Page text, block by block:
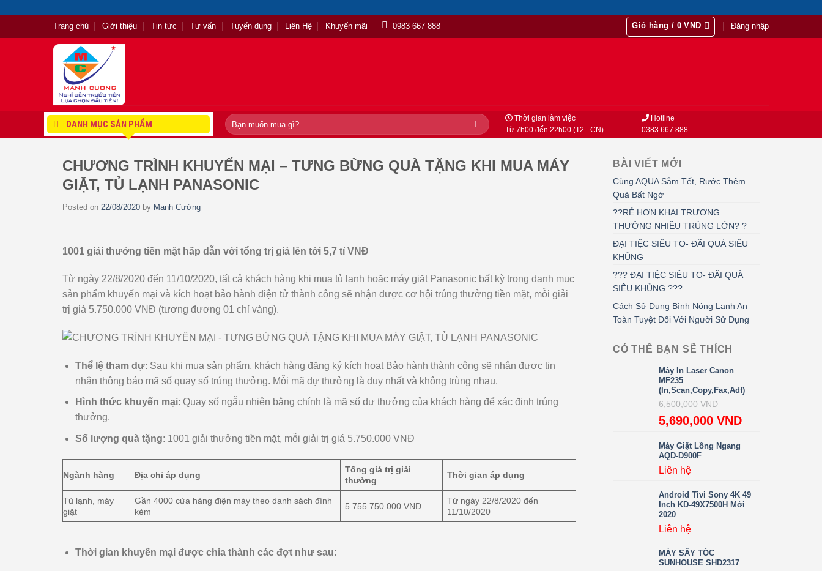
content
Trang chủ Giới thiệu Tin tức Tư vấn Tuyển dụng Liên Hệ Khuyến mãi 0983 667 888 Giỏ hàng / 0VND Đăng nhập
DANH MỤC SẢN PHẨM
Tìm
kiếm:
Thời gian làm việc
Từ 7h00 đến 22h00 (T2 - CN)
Hotline
0383 667 888
CHƯƠNG TRÌNH KHUYẾN MẠI – TƯNG BỪNG QUÀ TẶNG KHI MUA MÁY
GIẶT, TỦ LẠNH PANASONIC
Posted on 22/08/2020 by Mạnh Cường
1001 giải thưởng tiền mặt hấp dẫn với tổng trị giá lên tới 5,7 tỉ VNĐ
Từ ngày 22/8/2020 đến 11/10/2020, tất cả khách hàng khi mua tủ lạnh hoặc máy giặt Panasonic bất kỳ trong danh mục
sản phẩm khuyến mại và kích hoạt bảo hành điện tử thành công sẽ nhận được cơ hội trúng thưởng tiền mặt, mỗi giải
trị giá 5.750.000 VNĐ (tương đương 01 chỉ vàng).
Thể lệ tham dự: Sau khi mua sản phẩm, khách hàng đăng ký kích hoạt Bảo hành thành công sẽ nhận được tin
nhắn thông báo mã số quay số trúng thưởng. Mỗi mã dự thưởng là duy nhất và không trùng nhau.
Hình thức khuyến mại: Quay số ngẫu nhiên bằng chính là mã số dự thưởng của khách hàng để xác định trúng
thưởng.
Số lượng quà tặng: 1001 giải thưởng tiền mặt, mỗi giải trị giá 5.750.000 VNĐ
Ngành hàng Địa chỉ áp dụng
Tổng giá trị giải
thưởng
Thời gian áp dụng
Tủ lạnh, máy
giặt
Gần 4000 cửa hàng điện máy theo danh sách đính
kèm
5.755.750.000 VNĐ
Từ ngày 22/8/2020 đến
11/10/2020
Thời gian khuyến mại được chia thành các đợt như sau:
BÀI VIẾT MỚI
Cùng AQUA Sắm Tết, Rước Thêm
Quà Bất Ngờ
??RẺ HƠN KHAI TRƯƠNG
THƯỞNG NHIỀU TRÚNG LỚN? ?
ĐẠI TIỆC SIÊU TO- ĐÃI QUÀ SIÊU
KHỦNG
??? ĐẠI TIỆC SIÊU TO- ĐÃI QUÀ
SIÊU KHỦNG ???
Cách Sử Dụng Bình Nóng Lạnh An
Toàn Tuyệt Đối Với Người Sử Dụng
CÓ THỂ BẠN SẼ THÍCH
Máy In Laser Canon
MF235
(In,Scan,copy,fax,adf)
6,500,000VND
5,690,000 VND
Máy Giặt Lồng Ngang
AQD-D900F
Liên hệ
Android Tivi Sony 4K 49
Inch KD-49X7500H Mới
2020
Liên hệ
MÁY SẤY TÓC
SUNHOUSE SHD2317